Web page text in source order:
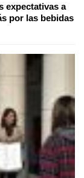
expectativas a
por las bebidas